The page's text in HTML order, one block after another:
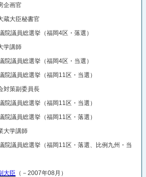
画官
大臣秘書官
議員総選挙（福岡4区・落選）
学講師
議員総選挙（福岡4区・当選）
議員総選挙（福岡11区・当選）
策副委員長
議員総選挙（福岡11区・当選）
議員総選挙（福岡11区・落選）
学講師
議員総選挙（福岡11区・落選、比例九州・当
大臣 （－2007年08月）